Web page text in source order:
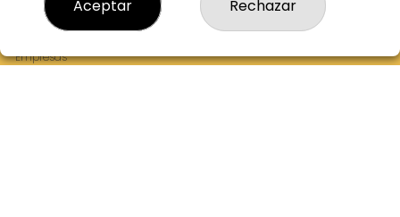
Comprar lotería
Resultados
Empresas
Aceptar Rechazar